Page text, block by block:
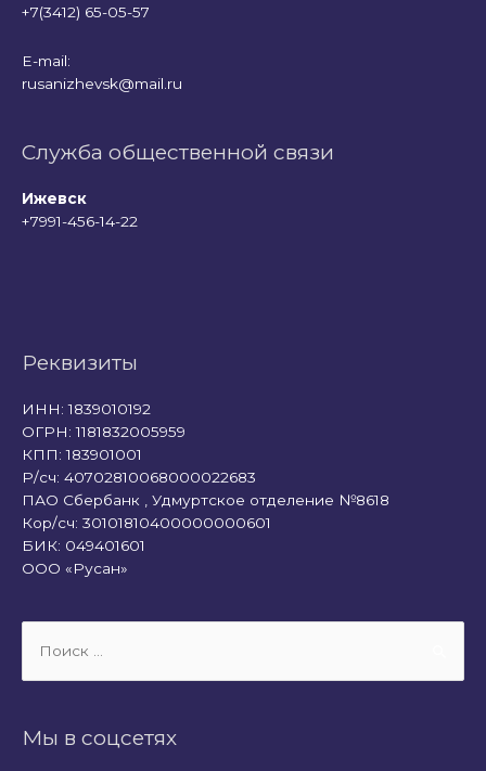
+7(3412) 65-05-57
E-mail:
rusanizhevsk@mail.ru
Служба общественной связи
Ижевск
+7991-456-14-22
Реквизиты
ИНН: 1839010192
ОГРН: 1181832005959
КПП: 183901001
Р/сч: 40702810068000022683
ПАО Сбербанк , Удмуртское отделение №8618
Кор/сч: 30101810400000000601
БИК: 049401601
ООО «Русан»
Мы в соцсетях